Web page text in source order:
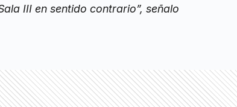
III en sentido contrario”, señalo